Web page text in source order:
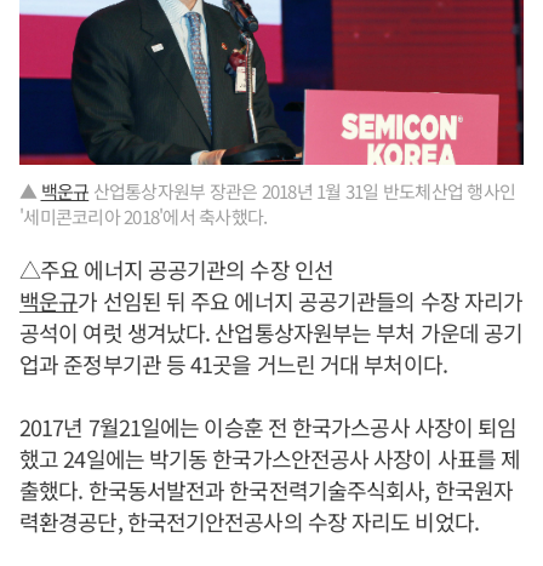
▲ 백운규 산업통상자원부 장관은 2018년 1월 31일 반도체산업 행사인
'세미콘코리아 2018'에서 축사했다.
△주요 에너지 공공기관의 수장 인선
백운규가 선임된 뒤 주요 에너지 공공기관들의 수장 자리가
공석이 여럿 생겨났다. 산업통상자원부는 부처 가운데 공기
업과 준정부기관 등 41곳을 거느린 거대 부처이다.
2017년 7월21일에는 이승훈 전 한국가스공사 사장이 퇴임
했고 24일에는 박기동 한국가스안전공사 사장이 사표를 제
출했다. 한국동서발전과 한국전력기술주식회사, 한국원자
력환경공단, 한국전기안전공사의 수장 자리도 비었다.